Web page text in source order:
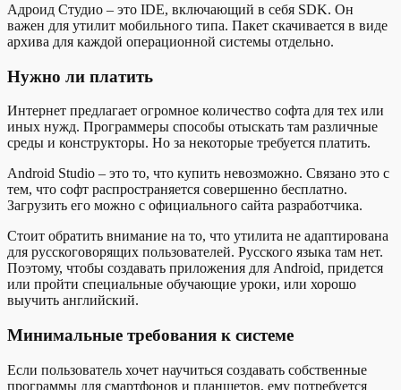
Адроид Студио – это IDE, включающий в себя SDK. Он
важен для утилит мобильного типа. Пакет скачивается в виде
архива для каждой операционной системы отдельно.
Нужно ли платить
Интернет предлагает огромное количество софта для тех или
иных нужд. Программеры способы отыскать там различные
среды и конструкторы. Но за некоторые требуется платить.
Android Studio – это то, что купить невозможно. Связано это с
тем, что софт распространяется совершенно бесплатно.
Загрузить его можно с официального сайта разработчика.
Стоит обратить внимание на то, что утилита не адаптирована
для русскоговорящих пользователей. Русского языка там нет.
Поэтому, чтобы создавать приложения для Android, придется
или пройти специальные обучающие уроки, или хорошо
выучить английский.
Минимальные требования к системе
Если пользователь хочет научиться создавать собственные
программы для смартфонов и планшетов, ему потребуется